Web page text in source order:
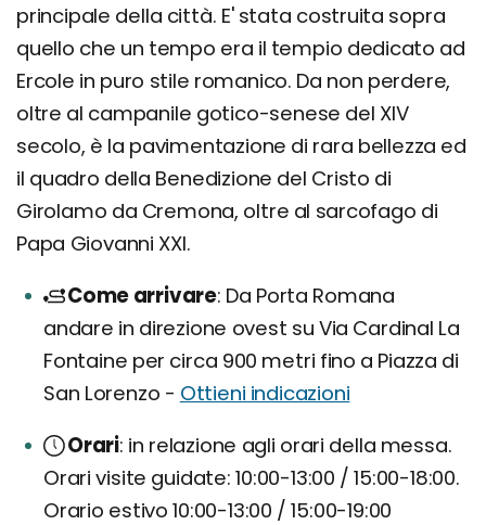
principale della città. E' stata costruita sopra
quello che un tempo era il tempio dedicato ad
Ercole in puro stile romanico. Da non perdere,
oltre al campanile gotico-senese del XIV
secolo, è la pavimentazione di rara bellezza ed
il quadro della Benedizione del Cristo di
Girolamo da Cremona, oltre al sarcofago di
Papa Giovanni XXI.
Come arrivare Da Porta Romana
andare in direzione ovest su Via Cardinal La
Fontaine per circa 900 metri fino a Piazza di
San Lorenzo - Ottieni indicazioni
Orari in relazione agli orari della messa.
Orari visite guidate: 10:00-13:00 / 15:00-18:00.
Orario estivo 10:00-13:00 / 15:00-19:00